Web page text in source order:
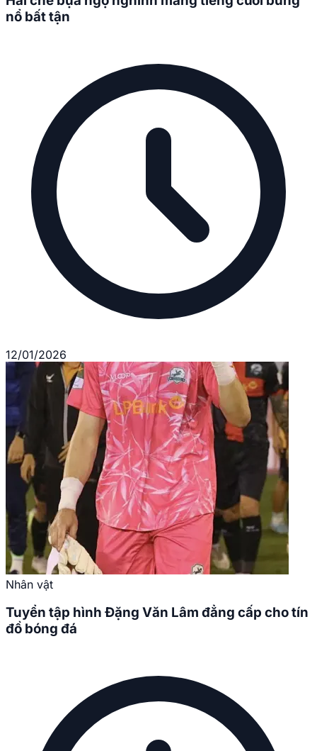
nổ bất tận
12/01/2026
Nhân vật
Tuyển tập hình Đặng Văn Lâm đẳng cấp cho tín
đồ bóng đá